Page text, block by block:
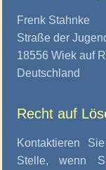
Frenk Stahnke
Straße der
18556 Wiek auf
Deutschland
Recht auf
Kontaktieren
Stelle, wenn